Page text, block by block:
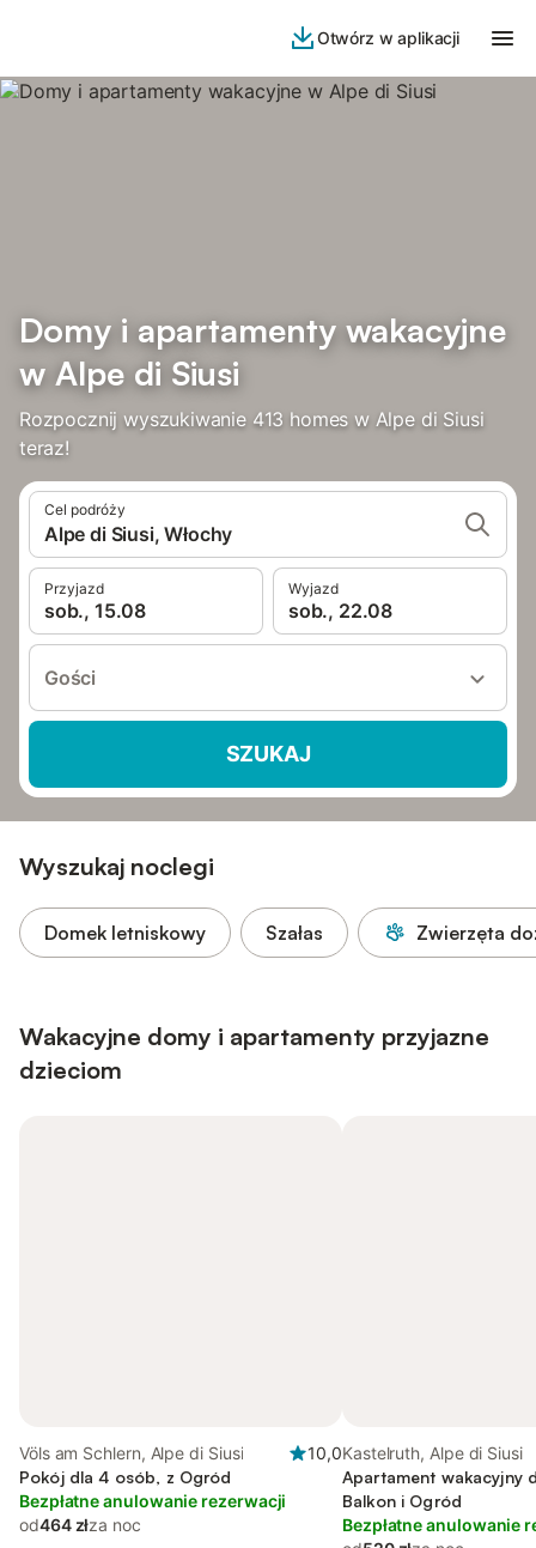
Otwórz w aplikacji
Domy i apartamenty wakacyjne
w Alpe di Siusi
Rozpocznij wyszukiwanie 413 homes w Alpe di Siusi
teraz!
Cel podróży
Alpe di Siusi, Włochy
Przyjazd
sob., 15.08
Wyjazd
sob., 22.08
Gości
SZUKAJ
Wyszukaj noclegi
Domek letniskowy Szałas Zwierzęta
Wakacyjne domy i apartamenty przyjazne
dzieciom
Völs am Schlern, Alpe di Siusi
10,0
Pokój dla 4 osób, z Ogród
Bezpłatne anulowanie rezerwacji
od464 złza noc
Kastelruth, Alpe di Siusi
Apartament wakacyjny
Balkon i Ogród
Bezpłatne anulowanie